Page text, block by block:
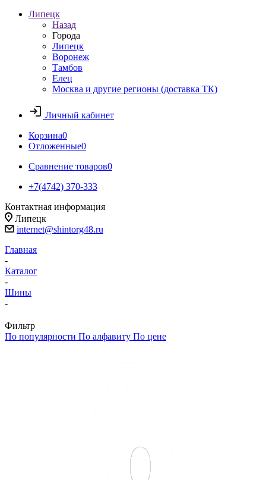
Липецк
Назад
Города
Липецк
Воронеж
Тамбов
Елец
Москва и другие регионы (доставка ТК)
Личный кабинет
Корзина0
Отложенные0
Сравнение товаров0
+7(4742) 370-333
Контактная информация
Липецк
internet@shintorg48.ru
Главная
-
Каталог
-
Шины
-
Фильтр
По популярности По алфавиту По цене